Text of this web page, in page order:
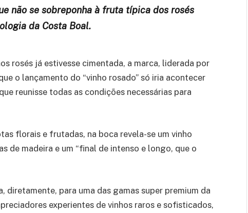
não se sobreponha à fruta típica dos rosés
da Costa Boal.
rosés já estivesse cimentada, a marca, liderada por
o lançamento do “vinho rosado” só iria acontecer
reunisse todas as condições necessárias para
florais e frutadas, na boca revela-se um vinho
de madeira e um “final de intenso e longo, que o
diretamente, para uma das gamas super premium da
experientes de vinhos raros e sofisticados,